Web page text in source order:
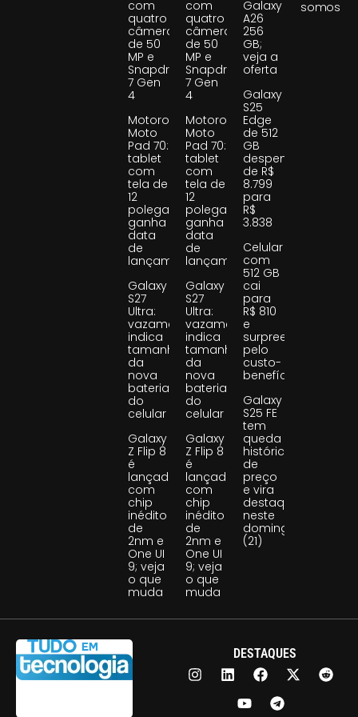
com
quatro
câmeras
de 50
MP e
Snapdragon
7 Gen
4
Motorola
Moto
Pad 70:
tablet
com
tela de
12
polegadas
ganha
data
de
lançamento
Galaxy
S27
Ultra:
vazamento
indica
tamanho
da
nova
bateria
do
celular
Galaxy
Z Flip 8
é
lançado
com
chip
inédito
de
2nm e
One UI
9; veja
o que
muda
com
quatro
câmeras
de 50
MP e
Snapdragon
7 Gen
4
Motorola
Moto
Pad 70:
tablet
com
tela de
12
polegadas
ganha
data
de
lançamento
Galaxy
S27
Ultra:
vazamento
indica
tamanho
da
nova
bateria
do
celular
Galaxy
Z Flip 8
é
lançado
com
chip
inédito
de
2nm e
One UI
9; veja
o que
muda
Galaxy
A26
256
GB;
veja a
oferta
Galaxy
S25
Edge
de 512
GB
despenca
de R$
8.799
para
R$
3.838
Celular
com
512 GB
cai
para
R$ 810
e
surpreende
pelo
custo-
benefício
Galaxy
S25 FE
tem
queda
histórica
de
preço
e vira
destaque
neste
domingo
(21)
somos
DESTAQUES